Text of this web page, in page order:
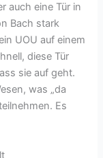
auch eine Tür in
Bach stark
UOU auf einem
diese Tür
sie auf geht.
was „da
Es